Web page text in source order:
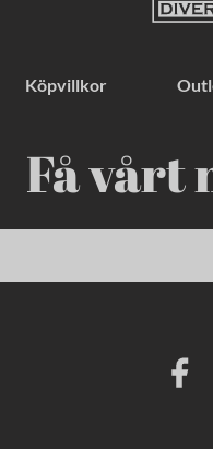
Köpvillkor
Få vårt